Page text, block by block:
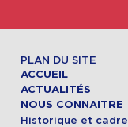
PLAN DU SITE
ACCUEIL
ACTUALITÉS
NOUS CONNAITRE
Historique et cadre